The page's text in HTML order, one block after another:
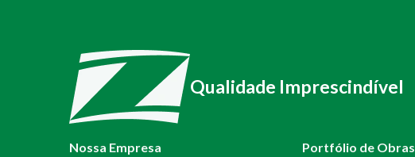
Qualidade Imprescindível
Nossa Empresa
Portfólio de Obras